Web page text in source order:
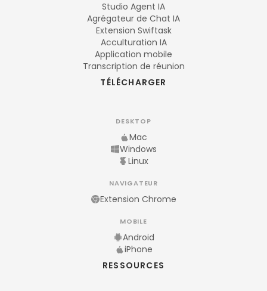
Studio Agent IA
Agrégateur de Chat IA
Extension Swiftask
Acculturation IA
Application mobile
Transcription de réunion
TÉLÉCHARGER
DESKTOP
Mac
Windows
Linux
NAVIGATEUR
Extension Chrome
MOBILE
Android
iPhone
RESSOURCES